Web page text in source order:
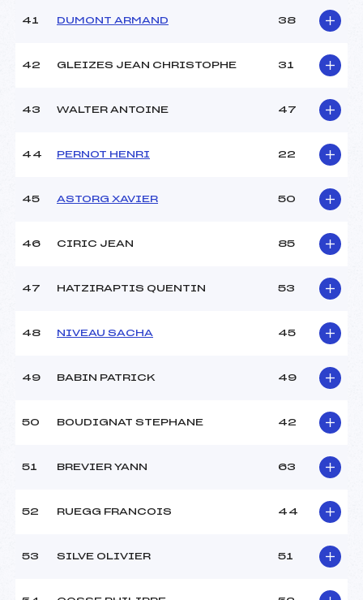
41 DUMONT ARMAND 38
42 GLEIZES JEAN CHRISTOPHE 31
43 WALTER ANTOINE 47
44 PERNOT HENRI 22
45 ASTORG XAVIER 50
46 CIRIC JEAN 85
47 HATZIRAPTIS QUENTIN 53
48 NIVEAU SACHA 45
49 BABIN PATRICK 49
50 BOUDIGNAT STEPHANE 42
51 BREVIER YANN 63
52 RUEGG FRANCOIS 44
53 SILVE OLIVIER 51